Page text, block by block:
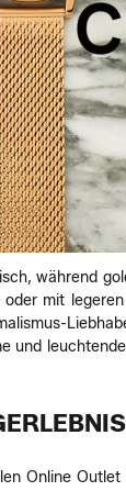
während
mit
Online